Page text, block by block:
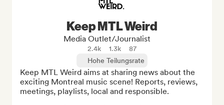
Keep MTL Weird
Media Outlet/Journalist
2.4k 1.3k
87
Hohe Teilungsrate
Keep MTL Weird aims at sharing news about the
exciting Montreal music scene! Reports, reviews,
meetings, playlists, local and responsible.